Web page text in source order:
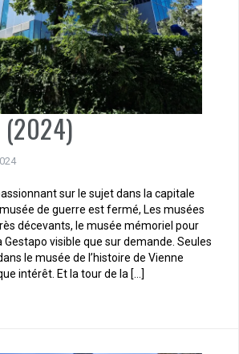
sur le sujet dans la capitale
de guerre est fermé, Les musées
décevants, le musée mémoriel pour
Gestapo visible que sur demande. Seules
le musée de l’histoire de Vienne
intérêt. Et la tour de la […]